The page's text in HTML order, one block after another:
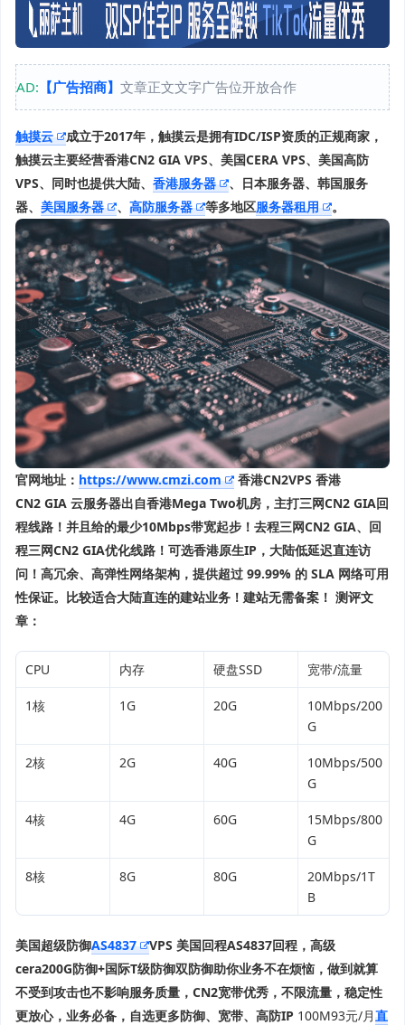
AD: 【广告招商】 文章正文文字广告位开放合作
触摸云 成立于2017年， 触摸云是拥有IDC/ISP资质的正规商家，
触摸云主要经营香港CN2 GIA VPS、美国CERA VPS、美国高防
VPS、同时也提供大陆、 香港服务器
、日本服务器、韩国服务
器、 美国服务器 、 高防服务器 等多地区服务器租用 。
官网地址： https://www.cmzi.com 香港CN2VPS 香港
CN2 GIA 云服务器出自香港Mega Two机房，主打三网CN2 GIA回
程线路！并且给的最少10Mbps带宽起步！去程三网CN2 GIA、回
程三网CN2 GIA优化线路！可选香港原生IP，大陆低延迟直连访
问！高冗余、高弹性网络架构，提供超过 99.99% 的 SLA 网络可用
性保证。比较适合大陆直连的建站业务！建站无需备案！ 测评文
章：
CPU 内存 硬盘SSD 宽带/流量
1核 1G 20G
10Mbps/200
G
2核 2G 40G
10Mbps/500
G
4核 4G 60G
15Mbps/800
G
8核 8G 80G
20Mbps/1T
B
美国超级防御AS4837 VPS 美国回程AS4837回程，高级
cera200G防御+国际T级防御双防御助你业务不在烦恼，做到就算
不受到攻击也不影响服务质量，CN2宽带优秀，不限流量，稳定性
更放心，业务必备，自选更多防御、宽带、高防IP 100M93元/月直